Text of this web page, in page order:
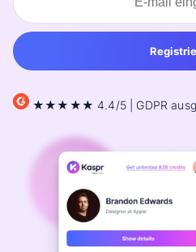
★★★★★ 4.4/5 | GDPR